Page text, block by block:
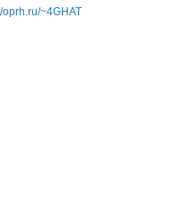
oprh.ru/~4GHAT